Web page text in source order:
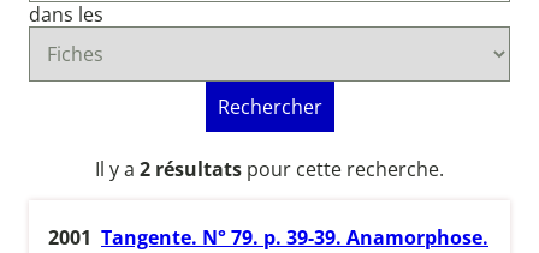
dans les
Rechercher
Il y a 2 résultats pour cette recherche.
2001 Tangente. N° 79. p. 39-39. Anamorphose.